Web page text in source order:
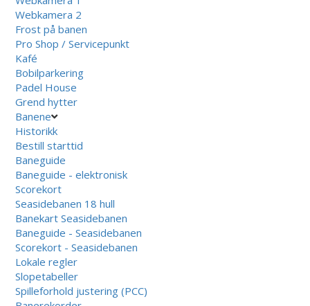
Webkamera 2
Frost på banen
Pro Shop / Servicepunkt
Kafé
Bobilparkering
Padel House
Grend hytter
Banene
Historikk
Bestill starttid
Baneguide
Baneguide - elektronisk
Scorekort
Seasidebanen 18 hull
Banekart Seasidebanen
Baneguide - Seasidebanen
Scorekort - Seasidebanen
Lokale regler
Slopetabeller
Spilleforhold justering (PCC)